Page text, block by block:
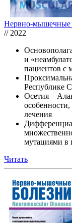
Нервно-мышечные
// 2022
и
пациентов с
Республике
Осетия –
лечения
мутациями в
Читать